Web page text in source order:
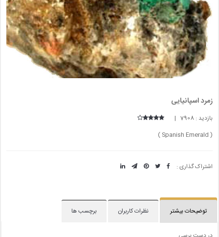
زمرد اسپانیایی
بازدید : 7908 |
( Spanish Emerald )
اشتراک گذاری :
توضیحات بیشتر نظرات کاربران برچسب ها